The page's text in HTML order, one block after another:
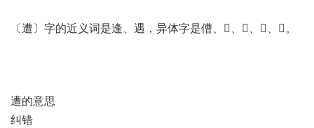
〔遭〕字的近义词是逢、遇，异体字是傮、𣩒、𨗐、𨘜、𨙠。
遭的意思
纠错